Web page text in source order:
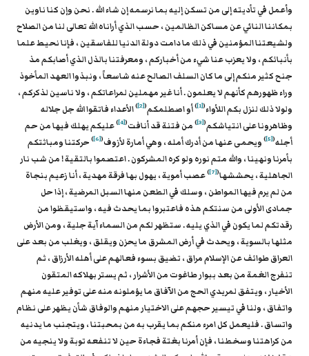
وأعمل في تأديته إلى من تسكن إليه بما نرسمه إن شاء الله . نحن وإن كنا ناوين
بمكاننا النائي عن مساكن الظالمين ، حسب الذي أراناه الله تعالى لنا من الصلاح
ولشيعتنا المؤمنين في ذلك ما دامت دولة الدنيا للفاسقين ، فإنا نحيط علما
بأنبائكم ، ولا يعزب عنا شيء من أخباركم ، ومعرفتنا بالذل الذي أصابكم مذ
جنح كثير منكم إلى ما كان السلف الصالح عنه شاسعاً ، ونبذوا العهد المأخوذ
وراء ظهورهم كأنهم لا يعلمون . أنا غير مهملين لمراعاتكم ، ولا ناسين لذكركم ،
ولولا ذلك لنزل بكم اللأواء(
[1]
)أو اصطلمكم(
[2]
)الأعداء فاتقوا الله جل جلاله
وظاهرونا على انتياشكم(
[3]
) من فتنة قد أنافت(
[4]
)عليكم يهلك فيها من حم
أجله(
[5]
) ويحمى عنها من أدرك أمله ، وهي أمارة لأزوف(
[6]
) حركتنا ومباثتكم
بأمرنا ونهينا ، والله متم نوره ولو كره المشركون . اعتصموا بالتقية ! من شب نار
الجاهلية ، يحششها(
[7]
)عصب أموية ، يهول بها فرقة مهدية ، أنا زعيم بنجاة
من لم يرم فيها المواطن ، وسلك في الطعن منها السبل المرضية ، إذا حل
جمادى الأولى من سنتكم هذه فاعتبروا بما يحدث فيه ، واستيقظوا من
رقدتكم لما يكون في الذي يليه . ستظهر لكم من السماء آية جلية ، ومن الأرض
مثلها بالسوية ، ويحدث في أرض المشرق ما يحزن ويقلق ، ويغلب من بعد على
العراق طوائف عن الإسلام مراق ، تضيق بسوء فعالهم على أهله الأرزاق ، ثم
تنفرج الغمة من بعد ببوار طاغوت من الأشرار ، ثم يستر بهلاكه المتقون
الأخيار ، ويتفق لمريدي الحج من الآفاق ما يؤملونه منه على توفير عليه منهم
واتفاق ، ولنا في تيسير حجهم على الاختيار منهم والوفاق شأن يظهر على نظام
واتساق . فليعمل كل امرء منكم بما يقرب به من بمحبتنا ، ويتجنب ما يدنيه
من كراهتنا وسخطنا ، فإن أمرنا بغتة فجاءة حين لا تنفعه توبة ولا ينجيه من